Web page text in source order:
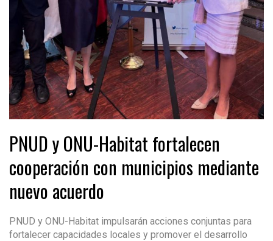
PNUD y ONU-Habitat fortalecen
cooperación con municipios mediante
nuevo acuerdo
PNUD y ONU-Habitat impulsarán acciones conjuntas para
fortalecer capacidades locales y promover el desarrollo